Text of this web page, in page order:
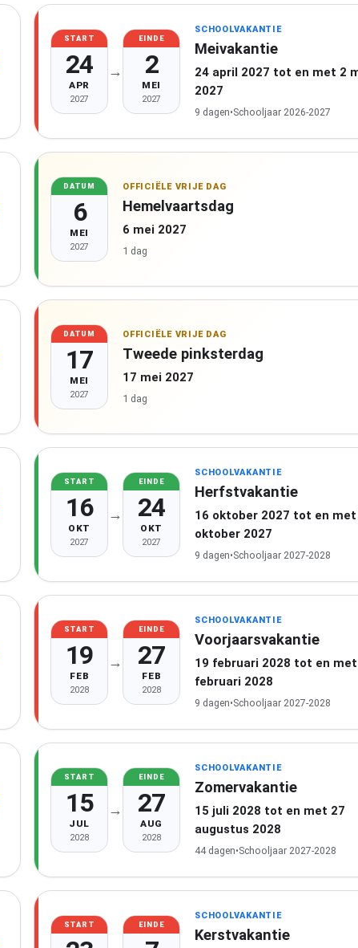
START
24
APR
2027
→
EINDE
2
MEI
2027
SCHOOLVAKANTIE
Meivakantie
24 april 2027 tot en met 2
2027
9 dagen•Schooljaar 2026-2027
DATUM
6
MEI
2027
OFFICIËLE VRIJE DAG
Hemelvaartsdag
6 mei 2027
1 dag
DATUM
17
MEI
2027
OFFICIËLE VRIJE DAG
Tweede pinksterdag
17 mei 2027
1 dag
START
16
OKT
2027
→
EINDE
24
OKT
2027
SCHOOLVAKANTIE
Herfstvakantie
16 oktober 2027 tot en met
oktober 2027
9 dagen•Schooljaar 2027-2028
START
19
FEB
2028
→
EINDE
27
FEB
2028
SCHOOLVAKANTIE
Voorjaarsvakantie
19 februari 2028 tot en
februari 2028
9 dagen•Schooljaar 2027-2028
START
15
JUL
2028
→
EINDE
27
AUG
2028
SCHOOLVAKANTIE
Zomervakantie
15 juli 2028 tot en met 27
augustus 2028
44 dagen•Schooljaar 2027-2028
START EINDE
SCHOOLVAKANTIE
Kerstvakantie